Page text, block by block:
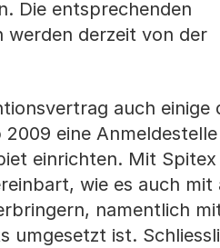
Die entsprechenden
werden derzeit von der
auch einige
eine
einrichten. Mit Spitex
wie es auch mit
namentlich
umgesetzt ist.